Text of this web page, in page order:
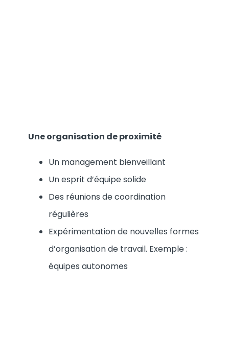
Une organisation de proximité
Un management bienveillant
Un esprit d’équipe solide
Des réunions de coordination
régulières
Expérimentation de nouvelles formes
d’organisation de travail. Exemple :
équipes autonomes